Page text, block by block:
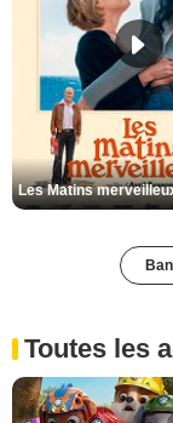
Toutes les